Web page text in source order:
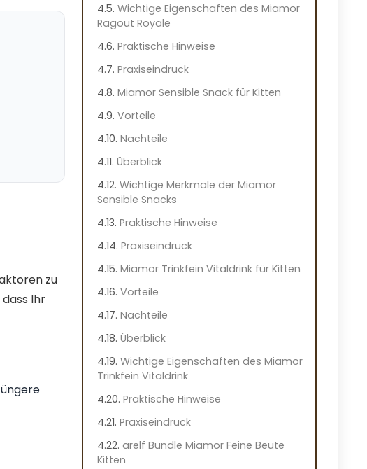
zu
Ihr
Wichtige Eigenschaften des Miamor
Ragout Royale
Praktische Hinweise
Praxiseindruck
Miamor Sensible Snack für Kitten
Vorteile
Nachteile
Überblick
Wichtige Merkmale der Miamor
Sensible Snacks
Praktische Hinweise
Praxiseindruck
Miamor Trinkfein Vitaldrink für Kitten
Vorteile
Nachteile
Überblick
Wichtige Eigenschaften des Miamor
Trinkfein Vitaldrink
Praktische Hinweise
Praxiseindruck
arelf Bundle Miamor Feine Beute
Kitten